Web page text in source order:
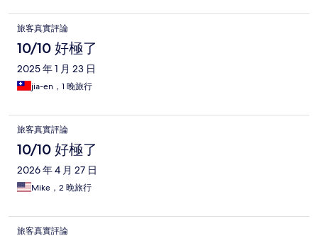
旅客真實評論
10/10 好極了
2025 年 1 月 23 日
jia-en，1 晚旅行
旅客真實評論
10/10 好極了
2026 年 4 月 27 日
Mike，2 晚旅行
旅客真實評論